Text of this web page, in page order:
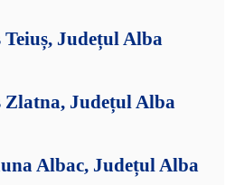
Județul Alba
Zlatna, Județul Alba
Albac, Județul Alba